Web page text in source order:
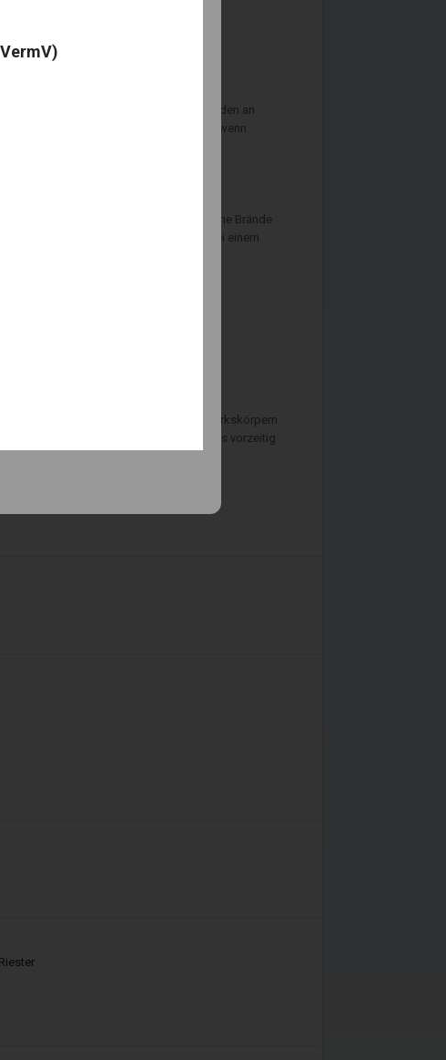
Sie springt für Schäden an
Dann ist auch eine Leistung garantiert, wenn
in Brand setzte. Leider sind solche Brände
Duisburg etwa wurden 14 Personen bei einem
berichtet, dass die Zahl der
Sie kommt für Unfälle mit Feuerwerkskörpern
wenn man infolge des Unfalls vorzeitig
einer vereinbarten Monatsrente.